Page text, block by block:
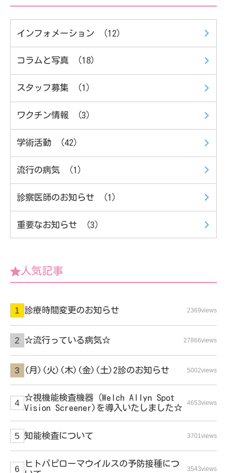
インフォメーション （12）
コラムと写真 （18）
スタッフ募集 （1）
ワクチン情報 （3）
学術活動 （42）
流行の病気 （1）
診察医師のお知らせ （1）
重要なお知らせ （3）
人気記事
診療時間変更のお知らせ 2369views
☆流行っている病気☆ 27866views
(月)(火)(木)(金)(土)2診のお知らせ 5002views
☆視機能検査機器（Welch Allyn Spot
Vision Screener)を導入いたしました☆
4653views
知能検査について 3701views
ヒトパピローマウイルスの予防接種につ
3543views